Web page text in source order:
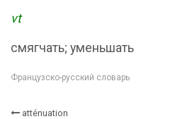
vt
смягчать; уменьшать
Французско-русский словарь
atténuation